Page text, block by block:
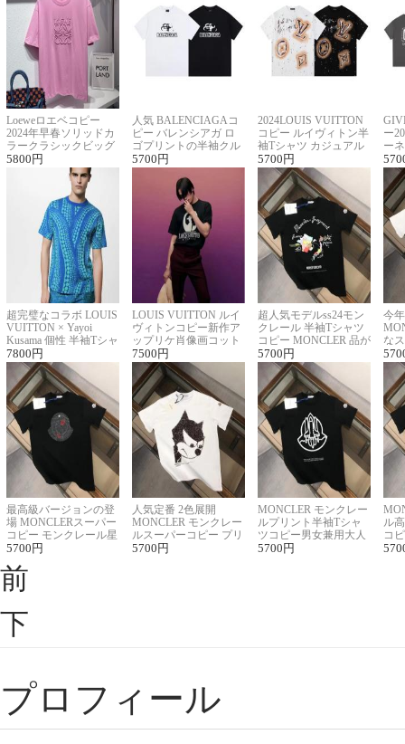
Loeweロエベコピー
2024年早春ソリッドカ
ラークラシックビッグ
ロゴ刺繍Tシャツ
5800 円
人気 BALENCIAGAコ
ピー バレンシアガ ロ
ゴプリントの半袖クル
ーネックTシャツ
5700 円
2024LOUIS VUITTON
コピー ルイヴィトン半
袖Tシャツ カジュアル
に馴染む 2色展開
5700 円
ー
ー
ー
超完璧なコラボ LOUIS
VUITTON × Yayoi
Kusama 個性 半袖Tシャ
ツコピー男女兼用
7800 円
LOUIS VUITTON ルイ
ヴィトンコピー新作ア
ップリケ肖像画コット
ンニット半袖Tシャツ
7500 円
超人気モデルss24モン
クレール 半袖Tシャツ
コピー MONCLER 品が
良く見た目
5700 円
今
な
ル
最高級バージョンの登
場 MONCLERスーパー
コピー モンクレール星
座半袖Tシャツ
5700 円
人気定番 2色展開
MONCLER モンクレー
ルスーパーコピー プリ
ント半袖Tシャツ
5700 円
MONCLER モンクレー
ルプリント半袖Tシャ
ツコピー男女兼用大人
可愛い春夏コーデ
5700 円
ル
コ
ィ
前
下
プロフィール